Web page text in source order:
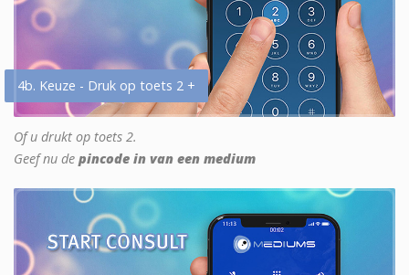
4b. Keuze - Druk op toets 2 +
Of u drukt op toets 2.
Geef nu de pincode in van een medium